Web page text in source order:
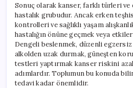
Sonuç olarak kanser, farklı türleri
hastalık grubudur. Ancak erken
kontrolleri ve sağlıklı yaşam
hastalığın önüne geçmek veya
Dengeli beslenmek, düzenli
alkolden uzak durmak, güneşten
testleri yaptırmak kanser riskini
adımlardır. Toplumun bu konuda
tedavi kadar önemlidir.